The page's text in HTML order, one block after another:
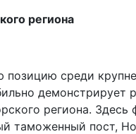
региона
среди
демонстрирует
региона. Здесь
таможенный пост,